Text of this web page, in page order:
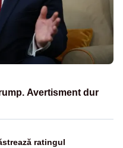
Avertisment dur
ratingul